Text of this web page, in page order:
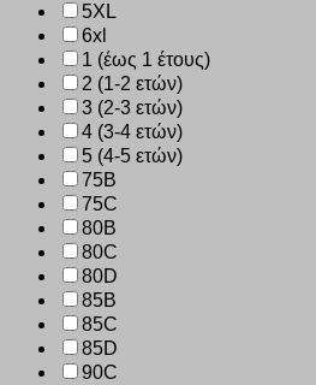
5XL
6xl
1 (έως 1 έτους)
2 (1-2 ετών)
3 (2-3 ετών)
4 (3-4 ετών)
5 (4-5 ετών)
75B
75C
80B
80C
80D
85B
85C
85D
90C